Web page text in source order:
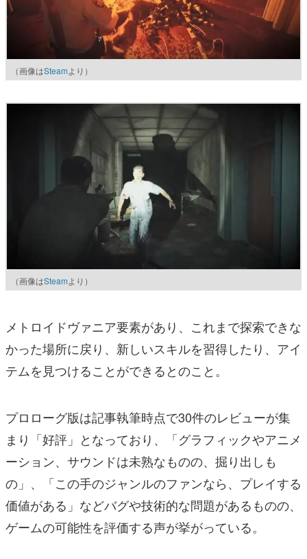
（画像はSteamより）
（画像はSteamより）
メトロイドヴァニア要素があり、これまで探索できな
かった場所に戻り、新しいスキルを習得したり、アイ
テムを見つけることができるとのこと。
プロローグ版は記事執筆時点で30件のレビューが集
まり「好評」となっており、「グラフィックやアニメ
ーション、サウンドは未熟なものの、掘り出しも
の」、「この手のジャンルのファンなら、プレイする
価値がある」などバグや技術的な問題があるものの、
ゲームの可能性を評価する声が挙がっている。